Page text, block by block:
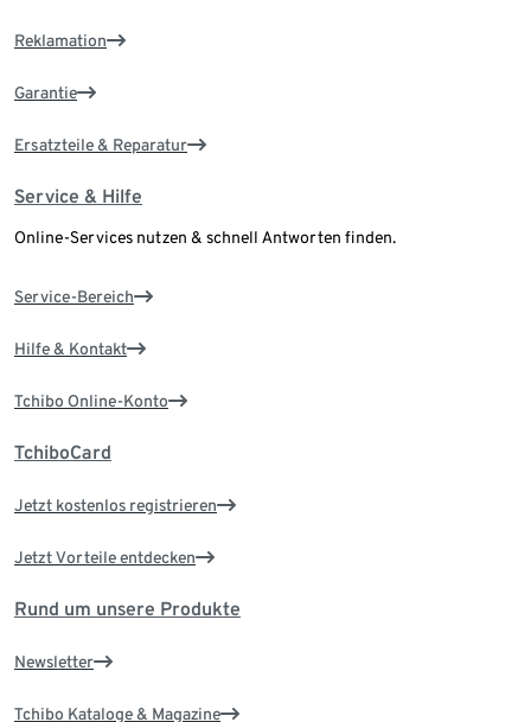
Reklamation
Garantie
Ersatzteile & Reparatur
Service & Hilfe
Online-Services nutzen & schnell Antworten finden.
Service-Bereich
Hilfe & Kontakt
Tchibo Online-Konto
TchiboCard
Jetzt kostenlos registrieren
Jetzt Vorteile entdecken
Rund um unsere Produkte
Newsletter
Tchibo Kataloge & Magazine